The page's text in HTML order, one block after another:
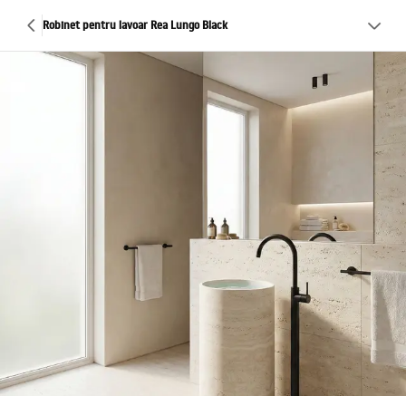
Robinet pentru lavoar Rea Lungo Black